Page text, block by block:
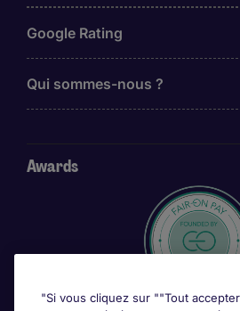
Google Rating
Qui sommes-nous ?
Awards
"Si vous cliquez sur ""Tout